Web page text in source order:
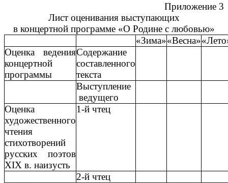
Приложение 3
Лист оценивания выступающих
в концертной программе «О Родине с любовью»
«Зима»«Весна»
Оценка ведения
концертной
программы
Содержание
составленного
текста
Выступление
ведущего
Оценка
художественного
чтения
стихотворений
русских поэтов
XIX в. наизусть
1-й чтец
2-й чтец